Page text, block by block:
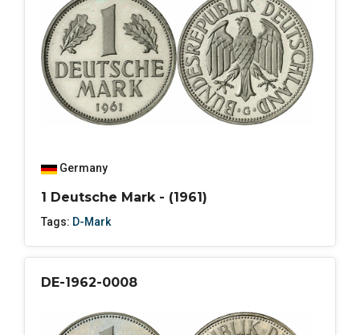
Germany
1 Deutsche Mark - (1961)
Tags: D-Mark
DE-1962-0008